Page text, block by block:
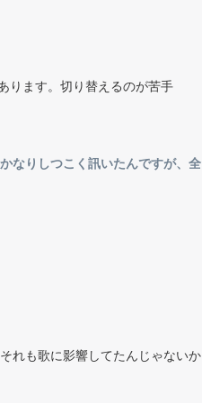
ります。切り替えるのが苦手
なりしつこく訊いたんですが、全
れも歌に影響してたんじゃないか